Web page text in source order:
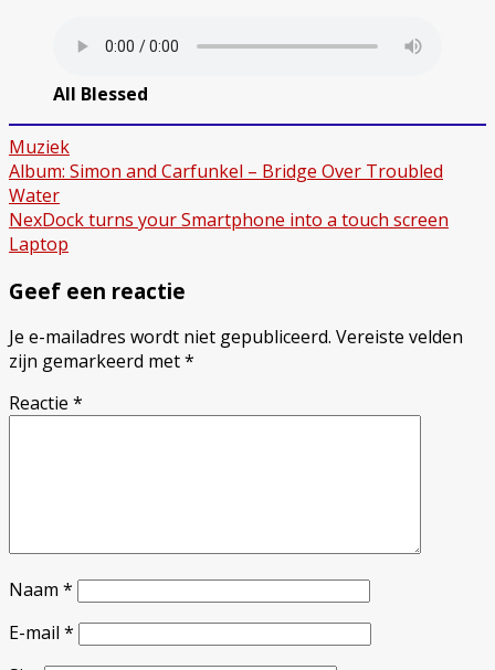
All Blessed
Muziek
Bericht
navigatie
Album: Simon and Carfunkel – Bridge Over Troubled
Water
NexDock turns your Smartphone into a touch screen
Laptop
Geef een reactie
Je e-mailadres wordt niet gepubliceerd. Vereiste velden
zijn gemarkeerd met*
Reactie *
Naam *
E-mail *